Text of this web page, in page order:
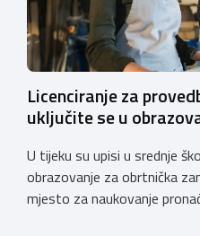
Licenciranje za
uključite se u
U tijeku su upisi u srednje
obrazovanje za obrtnička
mjesto za naukovanje